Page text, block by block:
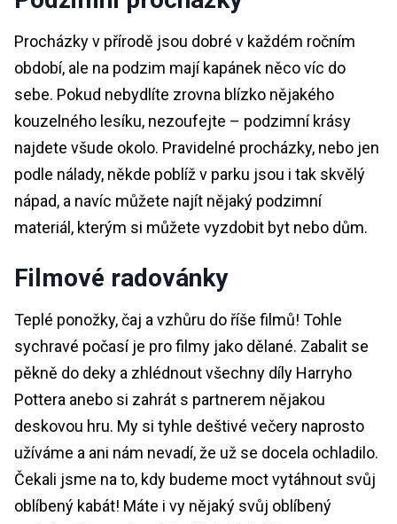
Procházky v přírodě jsou dobré v každém ročním
období, ale na podzim mají kapánek něco víc do
sebe. Pokud nebydlíte zrovna blízko nějakého
kouzelného lesíku, nezoufejte – podzimní krásy
najdete všude okolo. Pravidelné procházky, nebo jen
podle nálady, někde poblíž v parku jsou i tak skvělý
nápad, a navíc můžete najít nějaký podzimní
materiál, kterým si můžete vyzdobit byt nebo dům.
Filmové radovánky
Teplé ponožky, čaj a vzhůru do říše filmů! Tohle
sychravé počasí je pro filmy jako dělané. Zabalit se
pěkně do deky a zhlédnout všechny díly Harryho
Pottera anebo si zahrát s partnerem nějakou
deskovou hru. My si tyhle deštivé večery naprosto
užíváme a ani nám nevadí, že už se docela ochladilo.
Čekali jsme na to, kdy budeme moct vytáhnout svůj
oblíbený kabát! Máte i vy nějaký svůj oblíbený